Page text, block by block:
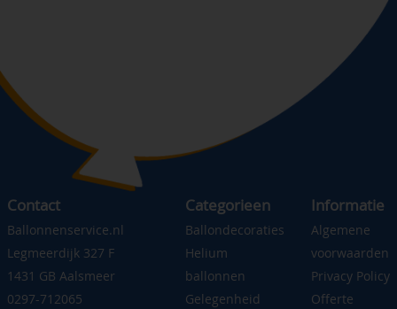
Contact
Ballonnenservice.nl
Legmeerdijk 327 F
1431 GB Aalsmeer
0297-712065
Categorieen
Ballondecoraties
Helium
ballonnen
Gelegenheid
Informatie
Algemene
voorwaarden
Privacy Policy
Offerte